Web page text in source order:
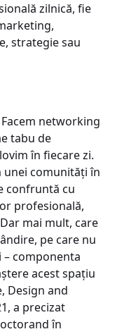
zilnică, fie
strategie sau
networking
tabu de
în fiecare zi.
unei comunități în
confruntă cu
profesională,
mai mult, care
pe care nu
componenta
acest spațiu
Design and
a precizat
în